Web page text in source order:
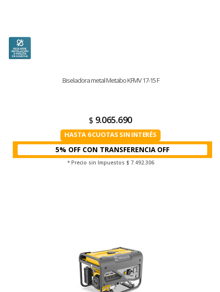
Biseladora metal Metabo KFMV 17-15 F
$ 9.065.690
HASTA 6 CUOTAS SIN INTERÉS
5% OFF CON TRANSFERENCIA
* Precio sin Impuestos $ 7.492.306